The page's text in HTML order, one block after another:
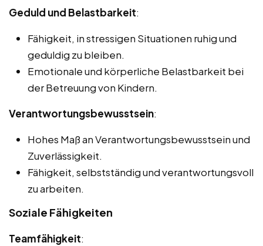
Geduld und Belastbarkeit:
Fähigkeit, in stressigen Situationen ruhig und
geduldig zu bleiben.
Emotionale und körperliche Belastbarkeit bei
der Betreuung von Kindern.
Verantwortungsbewusstsein:
Hohes Maß an Verantwortungsbewusstsein und
Zuverlässigkeit.
Fähigkeit, selbstständig und verantwortungsvoll
zu arbeiten.
Soziale Fähigkeiten
Teamfähigkeit: